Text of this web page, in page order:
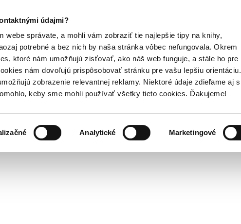
údajmi?
webe správate, a mohli vám zobraziť tie najlepšie tipy na knihy,
potrebné a bez nich by naša stránka vôbec nefungovala. Okrem
ktoré nám umožňujú zisťovať, ako náš web funguje, a stále ho pre
nám dovoľujú prispôsobovať stránku pre vašu lepšiu orientáciu.
zobrazenie relevantnej reklamy. Niektoré údaje zdieľame aj s
keby sme mohli používať všetky tieto cookies. Ďakujeme!
Analytické Marketingové